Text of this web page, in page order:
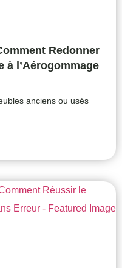
Redonner
à l’Aérogommage
anciens ou usés